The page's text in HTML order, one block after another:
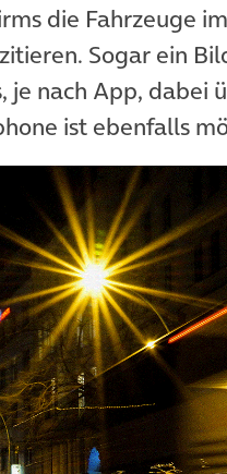
die Fahrzeuge im
Sogar ein
je nach App,
ist ebenfalls